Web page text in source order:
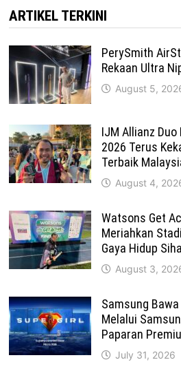
ARTIKEL TERKINI
PerySmith
Rekaan Ultra
August 5,
IJM Allianz
2026 Terus
Terbaik
August 4,
Watsons Get
Meriahkan
Gaya Hidup
August 3,
Samsung
Melalui
Paparan
July 31, 2026